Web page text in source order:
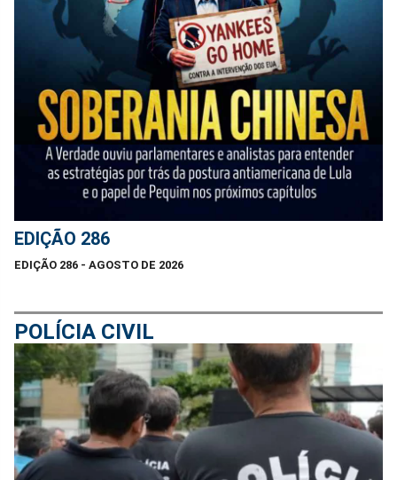
EDIÇÃO 286
EDIÇÃO 286 - AGOSTO DE 2026
POLÍCIA CIVIL